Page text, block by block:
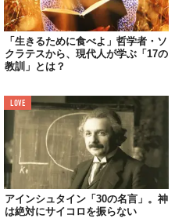
は「こうでなければならな
なければならない。
「生きるために食べよ」哲学者・ソ
クラテスから、現代人が学ぶ「17の
教訓」とは？
LOVE
アインシュタイン「30の名言」。神
は絶対にサイコロを振らない